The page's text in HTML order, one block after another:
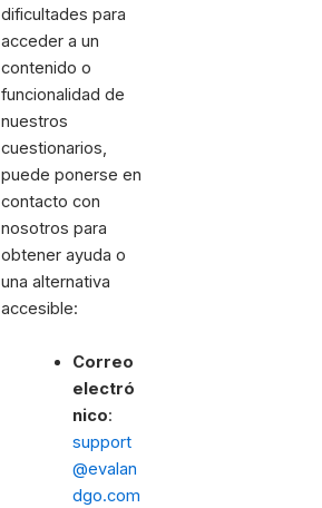
dificultades para
acceder a un
contenido o
funcionalidad de
nuestros
cuestionarios,
puede ponerse en
contacto con
nosotros para
obtener ayuda o
una alternativa
accesible:
Correo
electró
nico:
support
@evalan
dgo.com